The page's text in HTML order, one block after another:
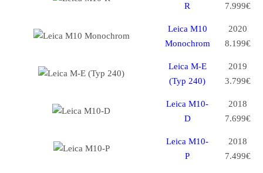
R
7.999€
Leica M10
Monochrom
2020
8.199€
Leica M-E
(Typ 240)
2019
3.799€
Leica M10-
D
2018
7.699€
Leica M10-
P
2018
7.499€